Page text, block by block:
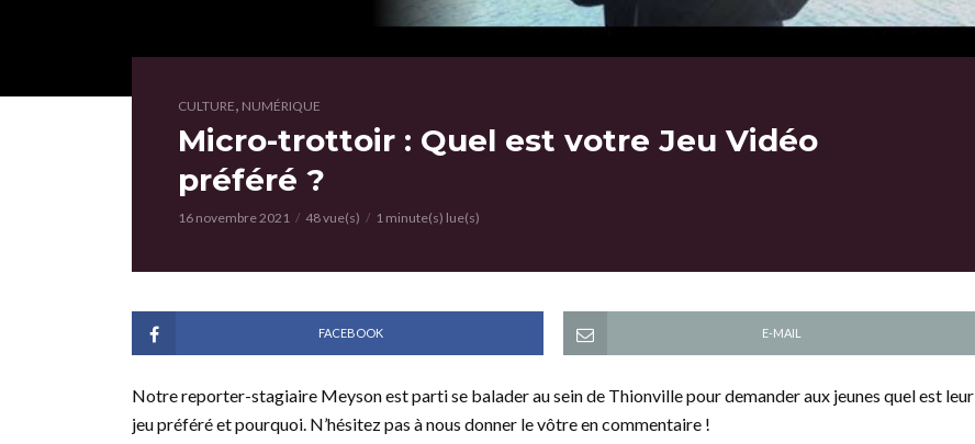
CULTURE, NUMÉRIQUE
Micro-trottoir : Quel est votre Jeu Vidéo
préféré ?
16 novembre 2021 48 vue(s) 1 minute(s) lue(s)
FACEBOOK E-MAIL
Notre reporter-stagiaire Meyson est parti se balader au sein de Thionville pour demander aux jeunes quel est leur
jeu préféré et pourquoi. N’hésitez pas à nous donner le vôtre en commentaire !